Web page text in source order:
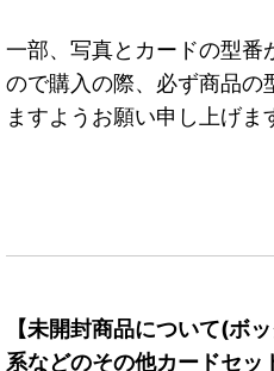
一部、写真とカードの型番
ので購入の際、必ず商品の
ますようお願い申し上げま
【未開封商品について(ボ
系などのその他カードセッ